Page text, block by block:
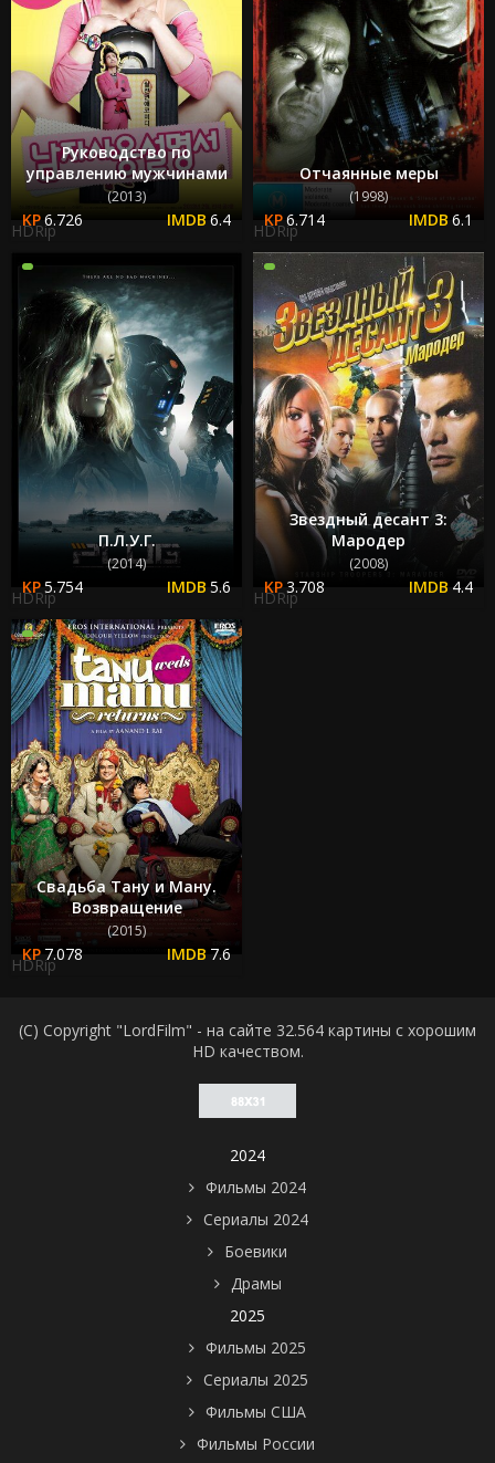
Руководство по
управлению мужчинами
(2013)
6.726 6.4
HDRip
Отчаянные меры
(1998)
6.714 6.1
HDRip
П.Л.У.Г.
(2014)
5.754 5.6
HDRip
Звездный десант 3:
Мародер
(2008)
3.708 4.4
HDRip
Свадьба Тану и Ману.
Возвращение
(2015)
7.078 7.6
HDRip
(C) Copyright "LordFilm" - на сайте 32.564 картины с хорошим
HD качеством.
2024
Фильмы 2024
Сериалы 2024
Боевики
Драмы
2025
Фильмы 2025
Сериалы 2025
Фильмы США
Фильмы России